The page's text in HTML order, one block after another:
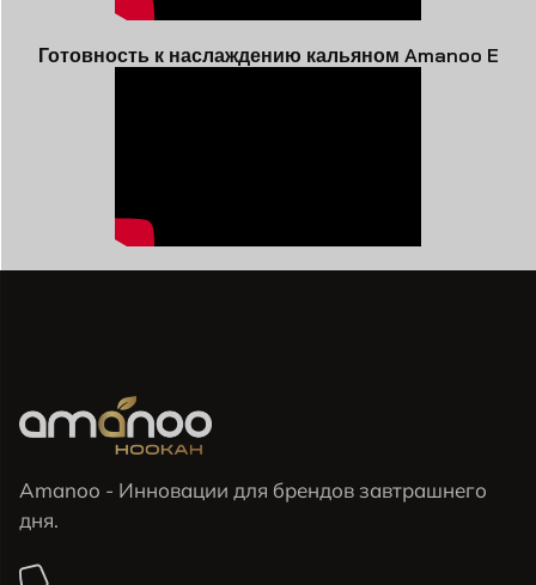
Готовность к наслаждению кальяном Amanoo E
Amanoo - Инновации для брендов завтрашнего
дня.